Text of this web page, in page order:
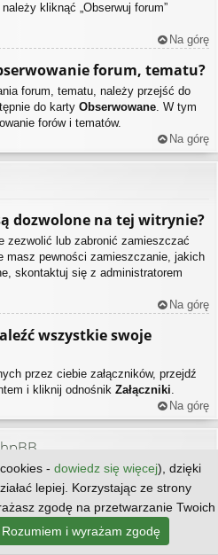
kliknąć „Obserwuj forum”
Na górę
forum, tematu?
forum, tematu, należy przejść do
do karty Obserwowane. W tym
forów i tematów.
Na górę
dozwolone na tej witrynie?
zezwolić lub zabronić zamieszczać
masz pewności zamieszczanie, jakich
skontaktuj się z administratorem
Na górę
wszystkie swoje
przez ciebie załączników, przejdź
i kliknij odnośnik Załączniki
Na górę
w jego niezmodyfikowanej
publikowane na licencji GNU General
co w praktyce oznacza, że może być
- dowiedz się więcej), dzięki
lepiej. Korzystając ze strony
zgodę na przetwarzanie Twoich
Rozumiem i wyrażam zgodę